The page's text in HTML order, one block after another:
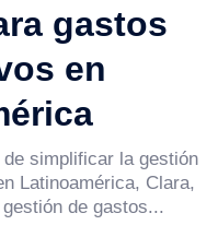
gastos
en
simplificar la gestión
Latinoamérica, Clara,
de gastos...